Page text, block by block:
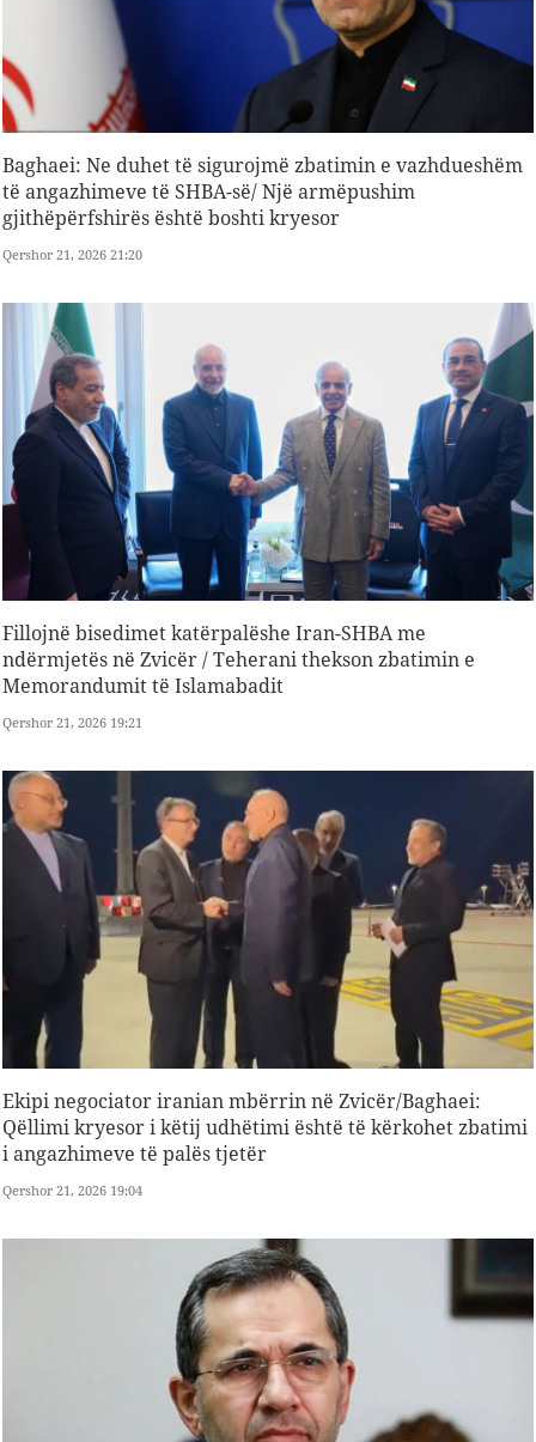
Baghaei: Ne duhet të sigurojmë zbatimin e vazhdueshëm
të angazhimeve të SHBA-së/ Një armëpushim
gjithëpërfshirës është boshti kryesor
Qershor 21, 2026 21:20
Fillojnë bisedimet katërpalëshe Iran-SHBA me
ndërmjetës në Zvicër / Teherani thekson zbatimin e
Memorandumit të Islamabadit
Qershor 21, 2026 19:21
Ekipi negociator iranian mbërrin në Zvicër/Baghaei:
Qëllimi kryesor i këtij udhëtimi është të kërkohet zbatimi
i angazhimeve të palës tjetër
Qershor 21, 2026 19:04